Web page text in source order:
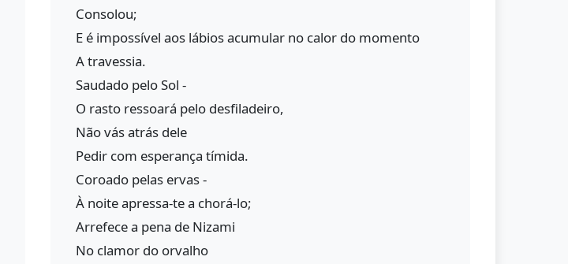
Consolou;
E é impossível aos lábios acumular no calor do momento
A travessia.
Saudado pelo Sol -
O rasto ressoará pelo desfiladeiro,
Não vás atrás dele
Pedir com esperança tímida.
Coroado pelas ervas -
À noite apressa-te a chorá-lo;
Arrefece a pena de Nizami
No clamor do orvalho